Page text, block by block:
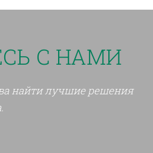
С НАМИ
найти лучшие решения